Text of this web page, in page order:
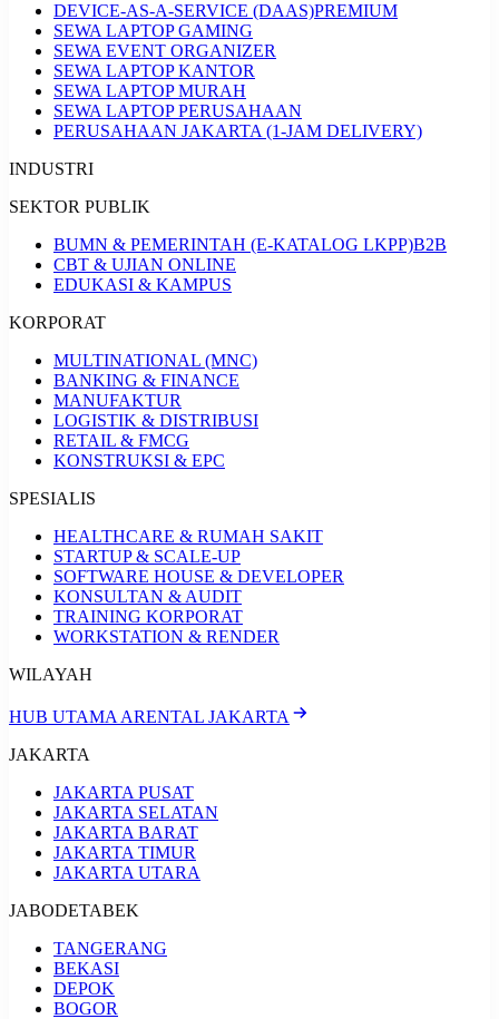
DEVICE-AS-A-SERVICE (DAAS)PREMIUM
SEWA LAPTOP GAMING
SEWA EVENT ORGANIZER
SEWA LAPTOP KANTOR
SEWA LAPTOP MURAH
SEWA LAPTOP PERUSAHAAN
PERUSAHAAN JAKARTA (1-JAM DELIVERY)
INDUSTRI
SEKTOR PUBLIK
BUMN & PEMERINTAH (E-KATALOG LKPP)B2B
CBT & UJIAN ONLINE
EDUKASI & KAMPUS
KORPORAT
MULTINATIONAL (MNC)
BANKING & FINANCE
MANUFAKTUR
LOGISTIK & DISTRIBUSI
RETAIL & FMCG
KONSTRUKSI & EPC
SPESIALIS
HEALTHCARE & RUMAH SAKIT
STARTUP & SCALE-UP
SOFTWARE HOUSE & DEVELOPER
KONSULTAN & AUDIT
TRAINING KORPORAT
WORKSTATION & RENDER
WILAYAH
HUB UTAMA ARENTAL JAKARTA
JAKARTA
JAKARTA PUSAT
JAKARTA SELATAN
JAKARTA BARAT
JAKARTA TIMUR
JAKARTA UTARA
JABODETABEK
TANGERANG
BEKASI
DEPOK
BOGOR